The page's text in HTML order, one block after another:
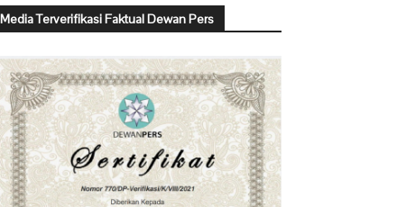
Media Terverifikasi Faktual Dewan Pers